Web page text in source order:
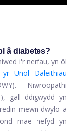
â diabetes?
i'r nerfau, yn ôl
Unol Daleithiau
Niwroopathi
gall ddigwydd yn
mewn dwylo a
mae hefyd yn